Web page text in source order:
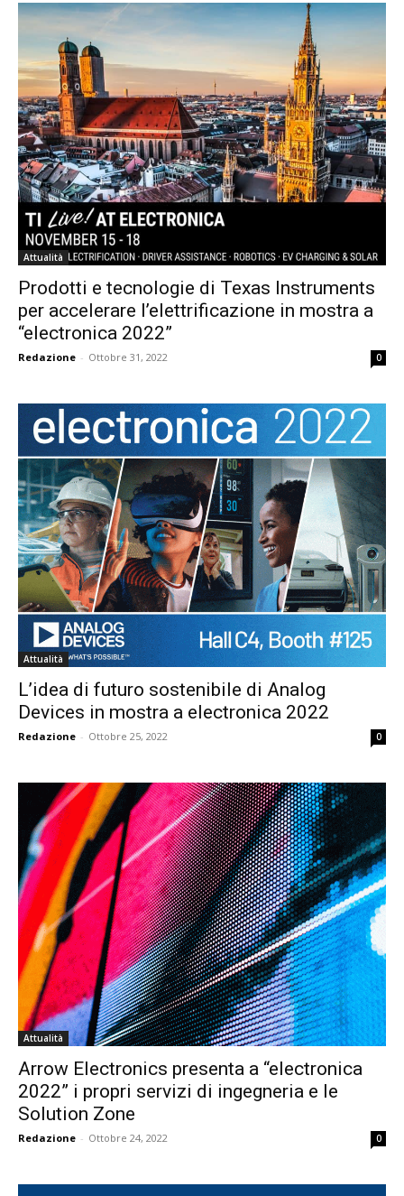
Attualità
Prodotti e tecnologie di Texas Instruments
per accelerare l’elettrificazione in mostra a
“electronica 2022”
Redazione - Ottobre 31, 2022 0
Attualità
L’idea di futuro sostenibile di Analog
Devices in mostra a electronica 2022
Redazione - Ottobre 25, 2022 0
Attualità
Arrow Electronics presenta a “electronica
2022” i propri servizi di ingegneria e le
Solution Zone
Redazione - Ottobre 24, 2022 0